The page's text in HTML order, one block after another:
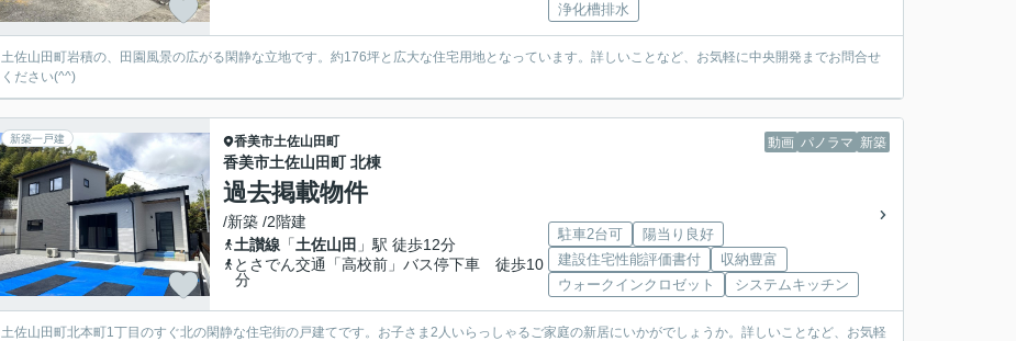
浄化槽排水
土佐山田町岩積の、田園風景の広がる閑静な立地です。約176坪と広大な住宅用地となっています。詳しいことなど、お気軽に中央開発までお問合せ
ください(^^)
新築一戸建 動画 パノラマ 新築
香美市土佐山田町
香美市土佐山田町 北棟
過去掲載物件
/新築 /2階建
土讃線 「土佐山田 」駅 徒歩12分
とさでん交通「高校前」バス停下車 徒歩10
分
駐車2台可
陽当り良好
建設住宅性能評価書付
収納豊富
ウォークインクロゼット
システムキッチン
土佐山田町北本町1丁目のすぐ北の閑静な住宅街の戸建てです。お子さま2人いらっしゃるご家庭の新居にいかがでしょうか。詳しいことなど、お気軽